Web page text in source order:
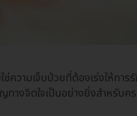
ช่ความเจ็บป่วยที่ต้องเร่งให้กา
างจิตใจเป็นอย่างยิ่งสำหรับ